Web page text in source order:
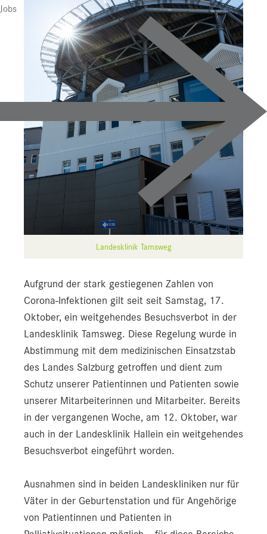
Jobs
Downloads
Pressebilder
YOUNG.HOPE
Pressekontakt
Landesklinik Tamsweg
Aufgrund der stark gestiegenen Zahlen von
Corona-Infektionen gilt seit seit Samstag, 17.
Oktober, ein weitgehendes Besuchsverbot in der
Landesklinik Tamsweg. Diese Regelung wurde in
Abstimmung mit dem medizinischen Einsatzstab
des Landes Salzburg getroffen und dient zum
Schutz unserer Patientinnen und Patienten sowie
unserer Mitarbeiterinnen und Mitarbeiter. Bereits
in der vergangenen Woche, am 12. Oktober, war
auch in der Landesklinik Hallein ein weitgehendes
Besuchsverbot eingeführt worden.
Ausnahmen sind in beiden Landeskliniken nur für
Väter in der Geburtenstation und für Angehörige
von Patientinnen und Patienten in